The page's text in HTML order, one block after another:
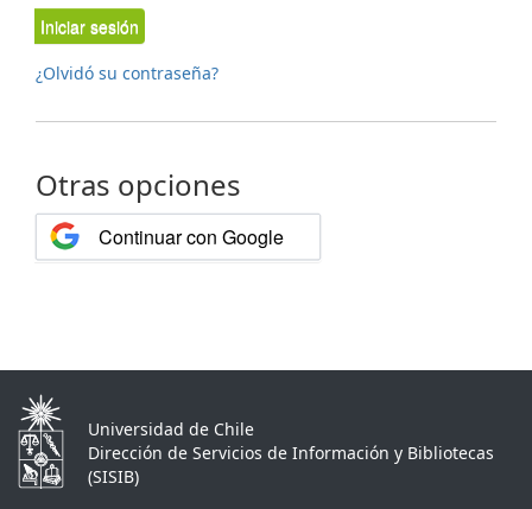
Iniciar sesión
¿Olvidó su contraseña?
Otras opciones
Continuar con Google
Universidad de Chile
Dirección de Servicios de Información y Bibliotecas
(SISIB)